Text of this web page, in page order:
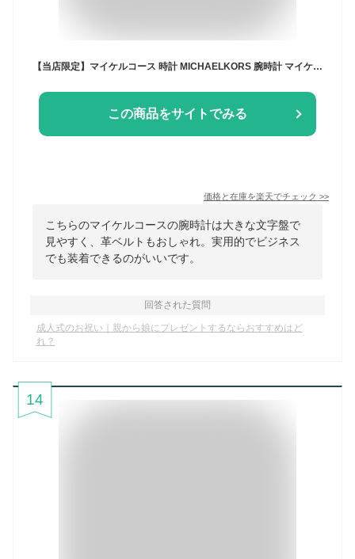
【当店限定】マイケルコース 時計 MICHAELKORS 腕時計 マイケル コース MICHAEL KORS MK レディース 女性 彼女 妻 ローズゴールド ゴールド シルバー 限定 かわいい 替えベルト 可愛い 人気 ブランド 革ベルト レザー メッシュ ベルト おしゃれ お洒落 シンプル プレゼント
この商品をサイトでみる
価格と在庫を楽天でチェック >>
こちらのマイケルコースの腕時計は大きな文字盤で
見やすく、革ベルトもおしゃれ。実用的でビジネス
でも装着できるのがいいです。
回答された質問
成人式のお祝い｜親から娘にプレゼントするならおすすめはど
れ？
14